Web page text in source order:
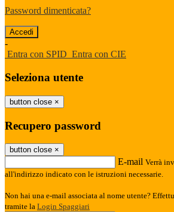
Password dimenticata?
-
Entra con SPID Entra con CIE
Seleziona utente
button close ×
Recupero password
button close ×
E-mail Verrà
all'indirizzo indicato con le istruzioni necessarie.
Non hai una e-mail associata al nome utente?
tramite la Login Spaggiari